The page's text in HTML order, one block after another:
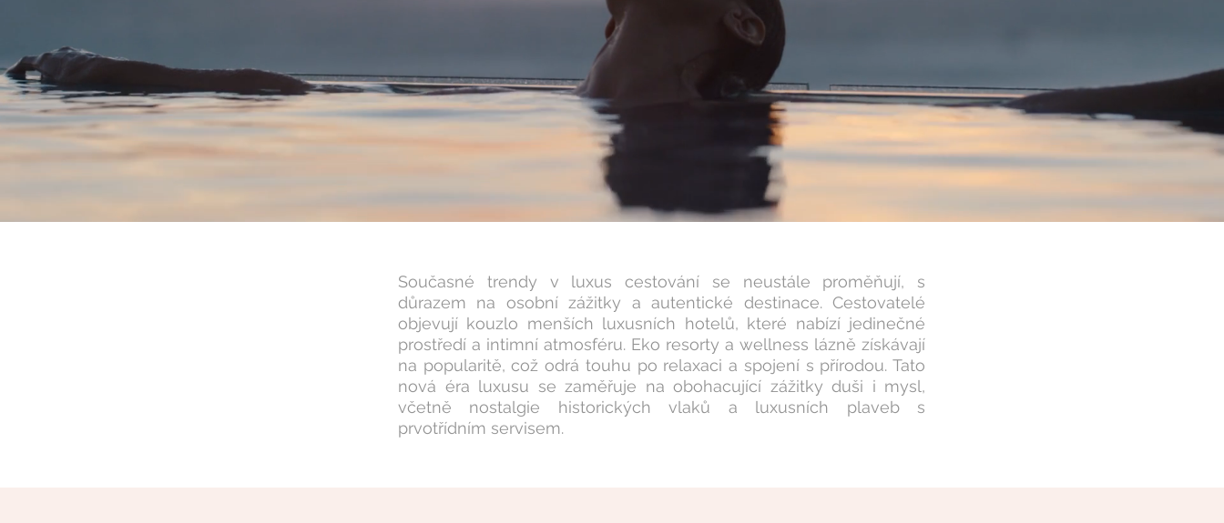
Současné trendy v luxus cestování se neustále proměňují, s
důrazem na osobní zážitky a autentické destinace. Cestovatelé
objevují kouzlo menších luxusních hotelů, které nabízí jedinečné
prostředí a intimní atmosféru. Eko resorty a wellness lázně získávají
na popularitě, což odrá touhu po relaxaci a spojení s přírodou. Tato
nová éra luxusu se zaměřuje na obohacující zážitky duši i mysl,
včetně nostalgie historických vlaků a luxusních plaveb s
prvotřídním servisem.